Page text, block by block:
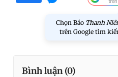
Chọn Báo Thanh
trên Google tìm
Bình luận (0)